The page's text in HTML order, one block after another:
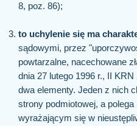
8, poz. 86);
to uchylenie się ma
sądowymi, przez
powtarzalne, nacechowane
dnia 27 lutego 1996 r., II
dwa elementy. Jeden z nich
strony podmiotowej, a
wyrażającym się w